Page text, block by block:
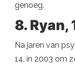
genoeg.
8. Ryan,
Na jaren van
14, in 2003 om